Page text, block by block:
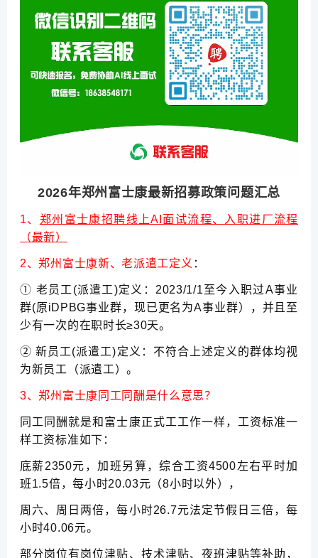
2026年郑州富士康最新招募政策问题汇总
1、 郑州富士康招聘线上AI面试流程、入职进厂流程
（最新）
2、郑州富士康新、老派遣工定义 ：
① 老员工(派遣工)定义：2023/1/1至今入职过A事业
群(原iDPBG事业群，现已更名为A事业群），并且至
少有一次的在职时长≥30天。
② 新员工(派遣工)定义：不符合上述定义的群体均视
为新员工（派遣工）。
3、郑州富士康同工同酬是什么意思？
同工同酬就是和富士康正式工工作一样，工资标准一
样工资标准如下：
底薪2350元，加班另算，综合工资4500左右平时加
班1.5倍，每小时20.03元（8小时以外），
周六、周日两倍，每小时26.7元法定节假日三倍，每
小时40.06元。
部分岗位有岗位津贴、技术津贴、夜班津贴等补助，